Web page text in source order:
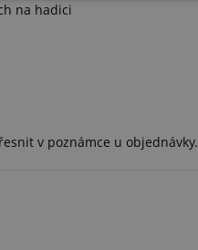
na hadici
v poznámce u objednávky.